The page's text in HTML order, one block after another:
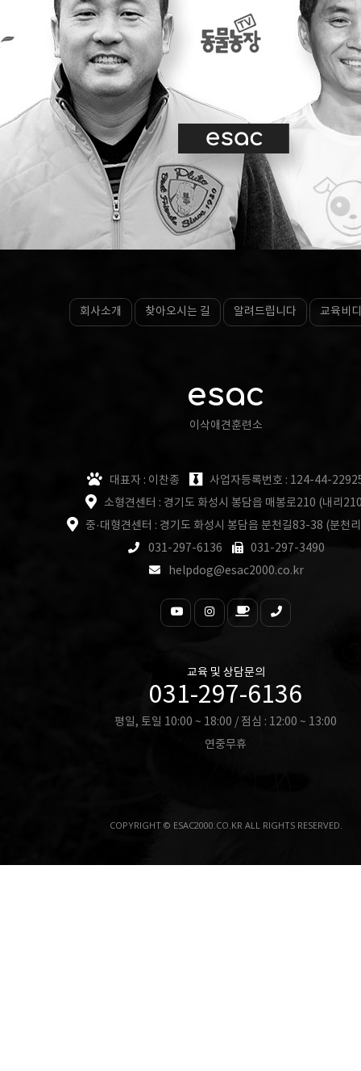
회사소개 찾아오시는 길 알려드립니다 교육비
esac
이삭애견훈련소
대표자 : 이찬종
사업자등록번호 : 124-44-
소형견센터 : 경기도 화성시 봉담읍 매봉로210 (내리
중·대형견센터 : 경기도 화성시 봉담읍 분천길83-38 (분천
031-297-6136
031-297-3490
helpdog@esac2000.co.kr
교육 및 상담문의
031-297-6136
평일, 토일 10:00 ~ 18:00 / 점심 : 12:00 ~ 13:00
연중무휴
COPYRIGHT © ESAC2000.CO.KR ALL RIGHTS RESERVED.